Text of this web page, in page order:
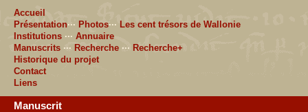
Accueil
Présentation··· Photos··· Les cent trésors de Wallonie
Institutions ··· Annuaire
Manuscrits ··· Recherche ··· Recherche+
Historique du projet
Contact
Liens
Manuscrit